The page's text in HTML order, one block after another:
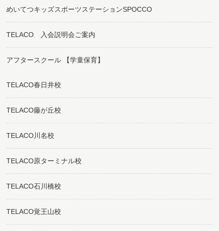
めいてつキッズスポーツステーションSPOCCO
TELACO 入会説明会ご案内
アフタースクール 【学童保育】
TELACO春日井校
TELACO藤が丘校
TELACO川名校
TELACO原ターミナル校
TELACO石川橋校
TELACO覚王山校